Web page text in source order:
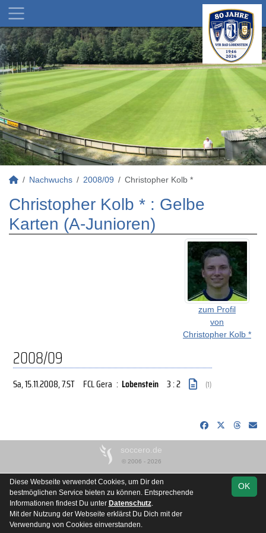
Nachwuchs 2008/09 Christopher Kolb *
Christopher Kolb * : Gelbe
Karten (A-Junioren)
zum Profil
von
Christopher Kolb *
2008/09
Sa, 15.11.2008, 7.ST FCL Gera : Lobenstein 3 : 2 (1)
soccero.de
© 2006 - 2026
Besucherstatistik Kontakt Impressum Datenschutz
OK
Diese Webseite verwendet Cookies, um Dir den
bestmöglichen Service bieten zu können. Entsprechende
Informationen findest Du unter Datenschutz.
Mit der Nutzung der Webseite erklärst Du Dich mit der
Verwendung von Cookies einverstanden.